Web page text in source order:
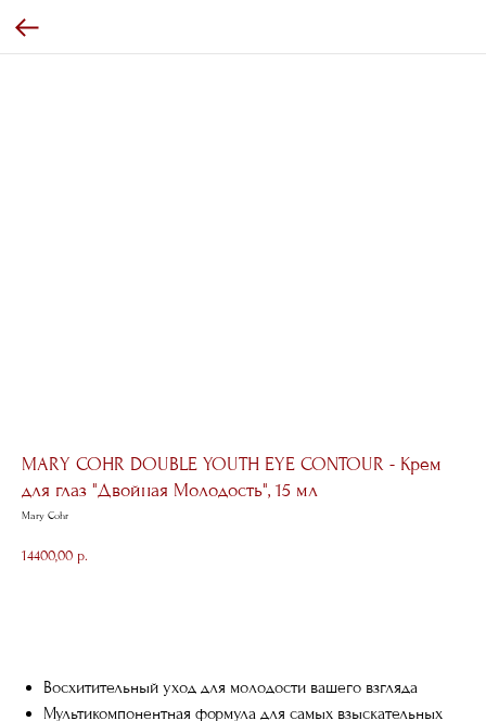
MARY COHR DOUBLE YOUTH EYE CONTOUR - Крем
для глаз "Двойная Молодость", 15 мл
Mary Cohr
14400,00 р.
Восхитительный уход для молодости вашего взгляда
Мультикомпонентная формула для самых взыскательных